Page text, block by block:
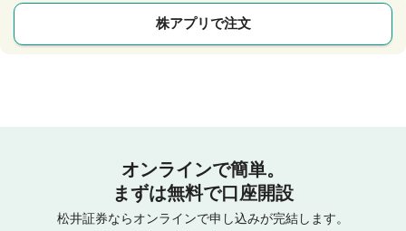
株アプリで注文
オンラインで簡単。
まずは無料で口座開設
松井証券ならオンラインで申し込みが完結します。